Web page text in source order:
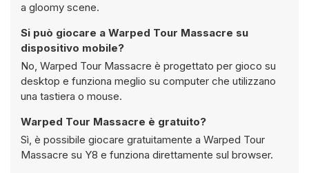
a gloomy scene.
Si può giocare a Warped Tour Massacre su
dispositivo mobile?
No, Warped Tour Massacre è progettato per gioco su
desktop e funziona meglio su computer che utilizzano
una tastiera o mouse.
Warped Tour Massacre è gratuito?
Sì, è possibile giocare gratuitamente a Warped Tour
Massacre su Y8 e funziona direttamente sul browser.